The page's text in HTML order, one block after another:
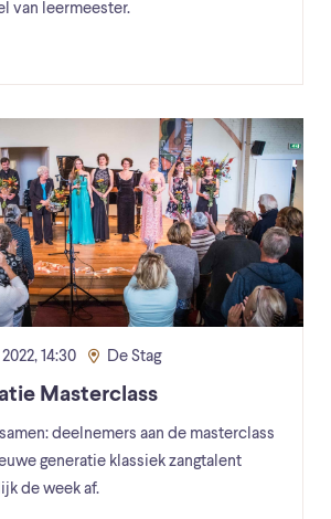
van leermeester.
14:30 De Stag
Masterclass
deelnemers aan de masterclass
generatie klassiek zangtalent
de week af.